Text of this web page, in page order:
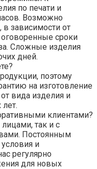
по печати и
Возможно
в зависимости от
сроки
Сложные изделия
дней.
поэтому
на изготовление
вида изделия и
клиентами?
так и с
Постоянным
и
регулярно
для новых